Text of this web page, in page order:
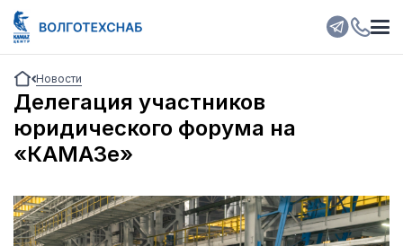
Новости
Делегация участников
юридического форума на
«КАМАЗе»